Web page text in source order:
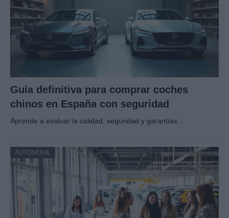
Guía definitiva para comprar coches
chinos en España con seguridad
Aprende a evaluar la calidad, seguridad y garantías…
AUTOMOVIL